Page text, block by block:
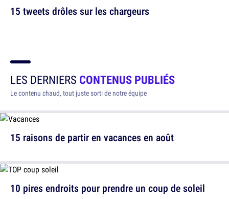
15 tweets drôles sur les chargeurs
LES DERNIERS CONTENUS PUBLIÉS
Le contenu chaud, tout juste sorti de notre équipe
15 raisons de partir en vacances en août
10 pires endroits pour prendre un coup de soleil